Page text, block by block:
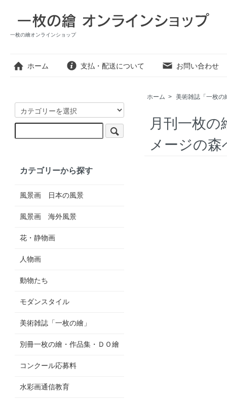
一枚の繪オンラインショップ
ホーム 支払・配送について お問い合わせ
ホーム > 美術雑誌「一枚の
月刊一枚
メージの森
カテゴリーから探す
風景画 日本の風景
風景画 海外風景
花・静物画
人物画
動物たち
モダンスタイル
美術雑誌「一枚の繪」
別冊一枚の繪・作品集・ＤＯ繪
コンクール応募料
水彩画通信教育